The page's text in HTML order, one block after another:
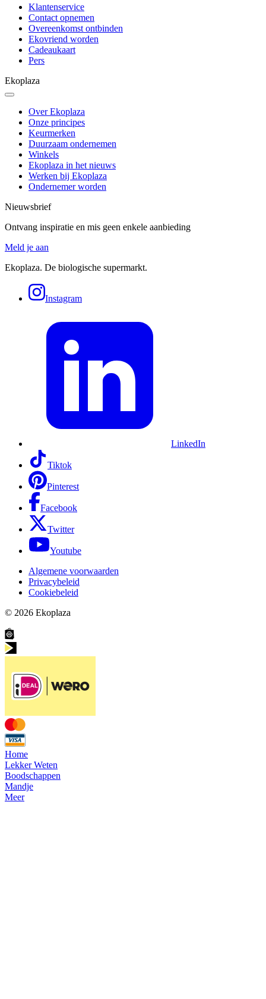
Klantenservice
Contact opnemen
Overeenkomst ontbinden
Ekovriend worden
Cadeaukaart
Pers
Ekoplaza
Over Ekoplaza
Onze principes
Keurmerken
Duurzaam ondernemen
Winkels
Ekoplaza in het nieuws
Werken bij Ekoplaza
Ondernemer worden
Nieuwsbrief
Ontvang inspiratie en mis geen enkele aanbieding
Meld je aan
Ekoplaza. De biologische supermarkt.
Instagram
LinkedIn
Tiktok
Pinterest
Facebook
Twitter
Youtube
Algemene voorwaarden
Privacybeleid
Cookiebeleid
© 2026 Ekoplaza
Home
Lekker Weten
Boodschappen
Mandje
Meer